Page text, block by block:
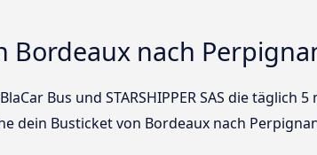
Bordeaux nach
Bus und STARSHIPPER SAS die täglich
dein Busticket von Bordeaux nach